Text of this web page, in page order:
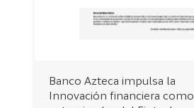
Banco Azteca impulsa la
Innovación financiera como